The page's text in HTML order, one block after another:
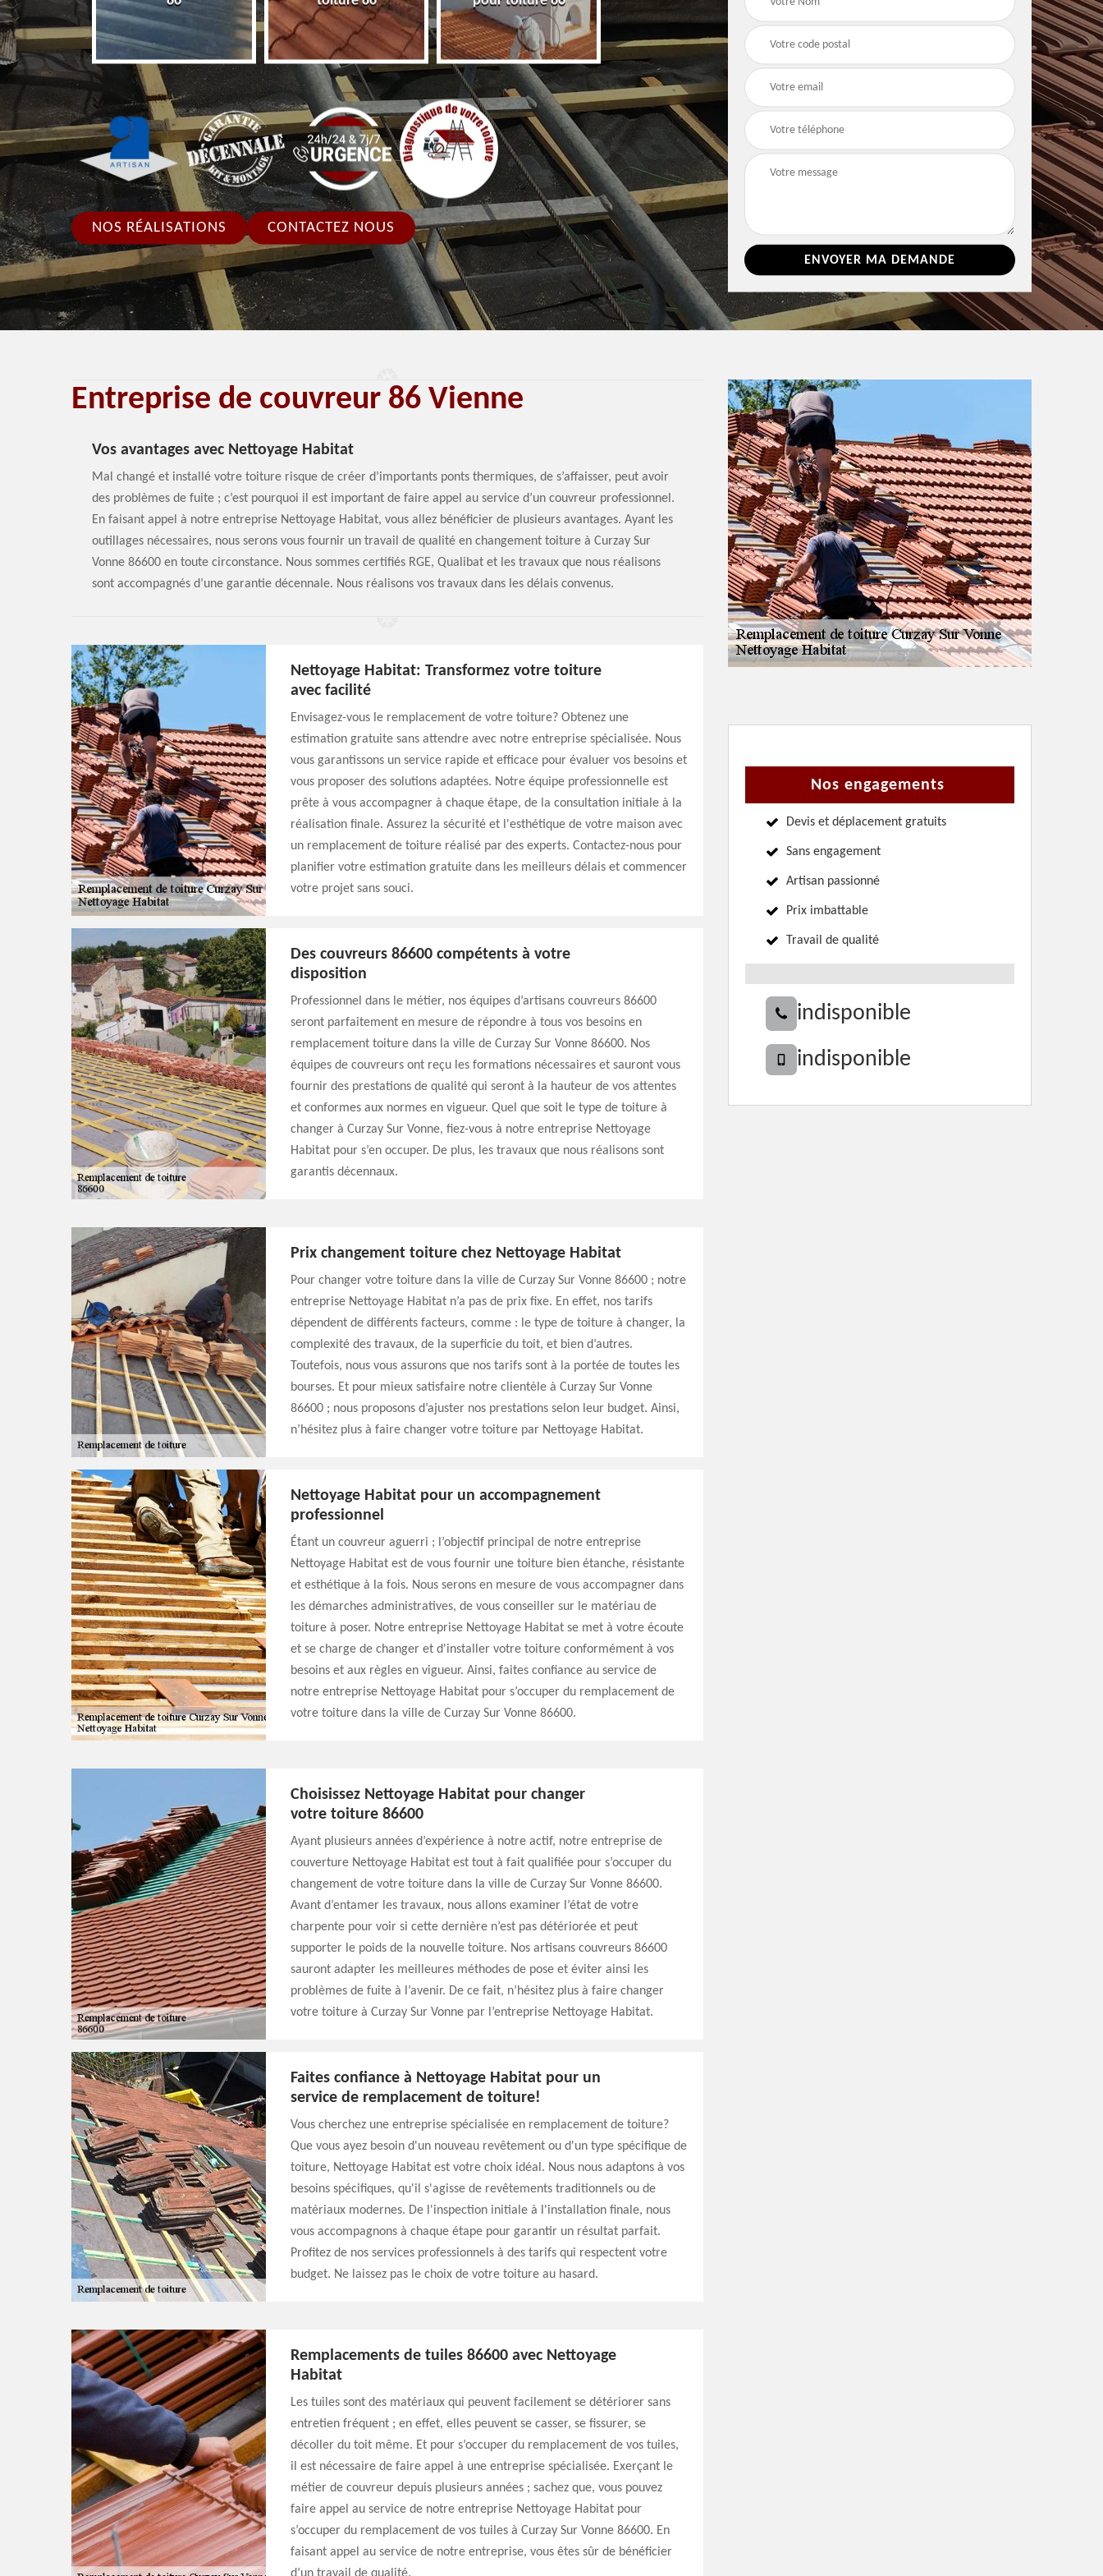
NOS RÉALISATIONS CONTACTEZ NOUS
Entreprise de couvreur 86 Vienne
Vos avantages avec Nettoyage Habitat
Mal changé et installé votre toiture risque de créer d’importants ponts thermiques, de s’affaisser, peut avoir
des problèmes de fuite ; c’est pourquoi il est important de faire appel au service d’un couvreur professionnel.
En faisant appel à notre entreprise Nettoyage Habitat, vous allez bénéficier de plusieurs avantages. Ayant les
outillages nécessaires, nous serons vous fournir un travail de qualité en changement toiture à Curzay Sur
Vonne 86600 en toute circonstance. Nous sommes certifiés RGE, Qualibat et les travaux que nous réalisons
sont accompagnés d’une garantie décennale. Nous réalisons vos travaux dans les délais convenus.
Nettoyage Habitat: Transformez votre toiture
avec facilité
Envisagez-vous le remplacement de votre toiture? Obtenez une
estimation gratuite sans attendre avec notre entreprise spécialisée. Nous
vous garantissons un service rapide et efficace pour évaluer vos besoins et
vous proposer des solutions adaptées. Notre équipe professionnelle est
prête à vous accompagner à chaque étape, de la consultation initiale à la
réalisation finale. Assurez la sécurité et l'esthétique de votre maison avec
un remplacement de toiture réalisé par des experts. Contactez-nous pour
planifier votre estimation gratuite dans les meilleurs délais et commencer
votre projet sans souci.
Des couvreurs 86600 compétents à votre
disposition
Professionnel dans le métier, nos équipes d’artisans couvreurs 86600
seront parfaitement en mesure de répondre à tous vos besoins en
remplacement toiture dans la ville de Curzay Sur Vonne 86600. Nos
équipes de couvreurs ont reçu les formations nécessaires et sauront vous
fournir des prestations de qualité qui seront à la hauteur de vos attentes
et conformes aux normes en vigueur. Quel que soit le type de toiture à
changer à Curzay Sur Vonne, fiez-vous à notre entreprise Nettoyage
Habitat pour s’en occuper. De plus, les travaux que nous réalisons sont
garantis décennaux.
Prix changement toiture chez Nettoyage Habitat
Pour changer votre toiture dans la ville de Curzay Sur Vonne 86600 ; notre
entreprise Nettoyage Habitat n’a pas de prix fixe. En effet, nos tarifs
dépendent de différents facteurs, comme : le type de toiture à changer, la
complexité des travaux, de la superficie du toit, et bien d’autres.
Toutefois, nous vous assurons que nos tarifs sont à la portée de toutes les
bourses. Et pour mieux satisfaire notre clientèle à Curzay Sur Vonne
86600 ; nous proposons d’ajuster nos prestations selon leur budget. Ainsi,
n’hésitez plus à faire changer votre toiture par Nettoyage Habitat.
Nettoyage Habitat pour un accompagnement
professionnel
Étant un couvreur aguerri ; l’objectif principal de notre entreprise
Nettoyage Habitat est de vous fournir une toiture bien étanche, résistante
et esthétique à la fois. Nous serons en mesure de vous accompagner dans
les démarches administratives, de vous conseiller sur le matériau de
toiture à poser. Notre entreprise Nettoyage Habitat se met à votre écoute
et se charge de changer et d'installer votre toiture conformément à vos
besoins et aux règles en vigueur. Ainsi, faites confiance au service de
notre entreprise Nettoyage Habitat pour s’occuper du remplacement de
votre toiture dans la ville de Curzay Sur Vonne 86600.
Choisissez Nettoyage Habitat pour changer
votre toiture 86600
Ayant plusieurs années d’expérience à notre actif, notre entreprise de
couverture Nettoyage Habitat est tout à fait qualifiée pour s’occuper du
changement de votre toiture dans la ville de Curzay Sur Vonne 86600.
Avant d’entamer les travaux, nous allons examiner l’état de votre
charpente pour voir si cette dernière n’est pas détériorée et peut
supporter le poids de la nouvelle toiture. Nos artisans couvreurs 86600
sauront adapter les meilleures méthodes de pose et éviter ainsi les
problèmes de fuite à l’avenir. De ce fait, n’hésitez plus à faire changer
votre toiture à Curzay Sur Vonne par l’entreprise Nettoyage Habitat.
Faites confiance à Nettoyage Habitat pour un
service de remplacement de toiture!
Vous cherchez une entreprise spécialisée en remplacement de toiture?
Que vous ayez besoin d'un nouveau revêtement ou d'un type spécifique de
toiture, Nettoyage Habitat est votre choix idéal. Nous nous adaptons à vos
besoins spécifiques, qu'il s'agisse de revêtements traditionnels ou de
matériaux modernes. De l'inspection initiale à l'installation finale, nous
vous accompagnons à chaque étape pour garantir un résultat parfait.
Profitez de nos services professionnels à des tarifs qui respectent votre
budget. Ne laissez pas le choix de votre toiture au hasard.
Remplacements de tuiles 86600 avec Nettoyage
Habitat
Les tuiles sont des matériaux qui peuvent facilement se détériorer sans
entretien fréquent ; en effet, elles peuvent se casser, se fissurer, se
décoller du toit même. Et pour s’occuper du remplacement de vos tuiles,
il est nécessaire de faire appel à une entreprise spécialisée. Exerçant le
métier de couvreur depuis plusieurs années ; sachez que, vous pouvez
faire appel au service de notre entreprise Nettoyage Habitat pour
s’occuper du remplacement de vos tuiles à Curzay Sur Vonne 86600. En
faisant appel au service de notre entreprise, vous êtes sûr de bénéficier
Nos engagements
Devis et déplacement gratuits
Sans engagement
Artisan passionné
Prix imbattable
Travail de qualité
indisponible
indisponible